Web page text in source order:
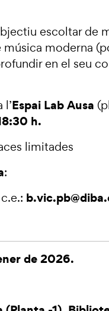
escoltar de
música moderna
en el seu
Espai Lab Ausa
h.
limitades
:
de 2026.